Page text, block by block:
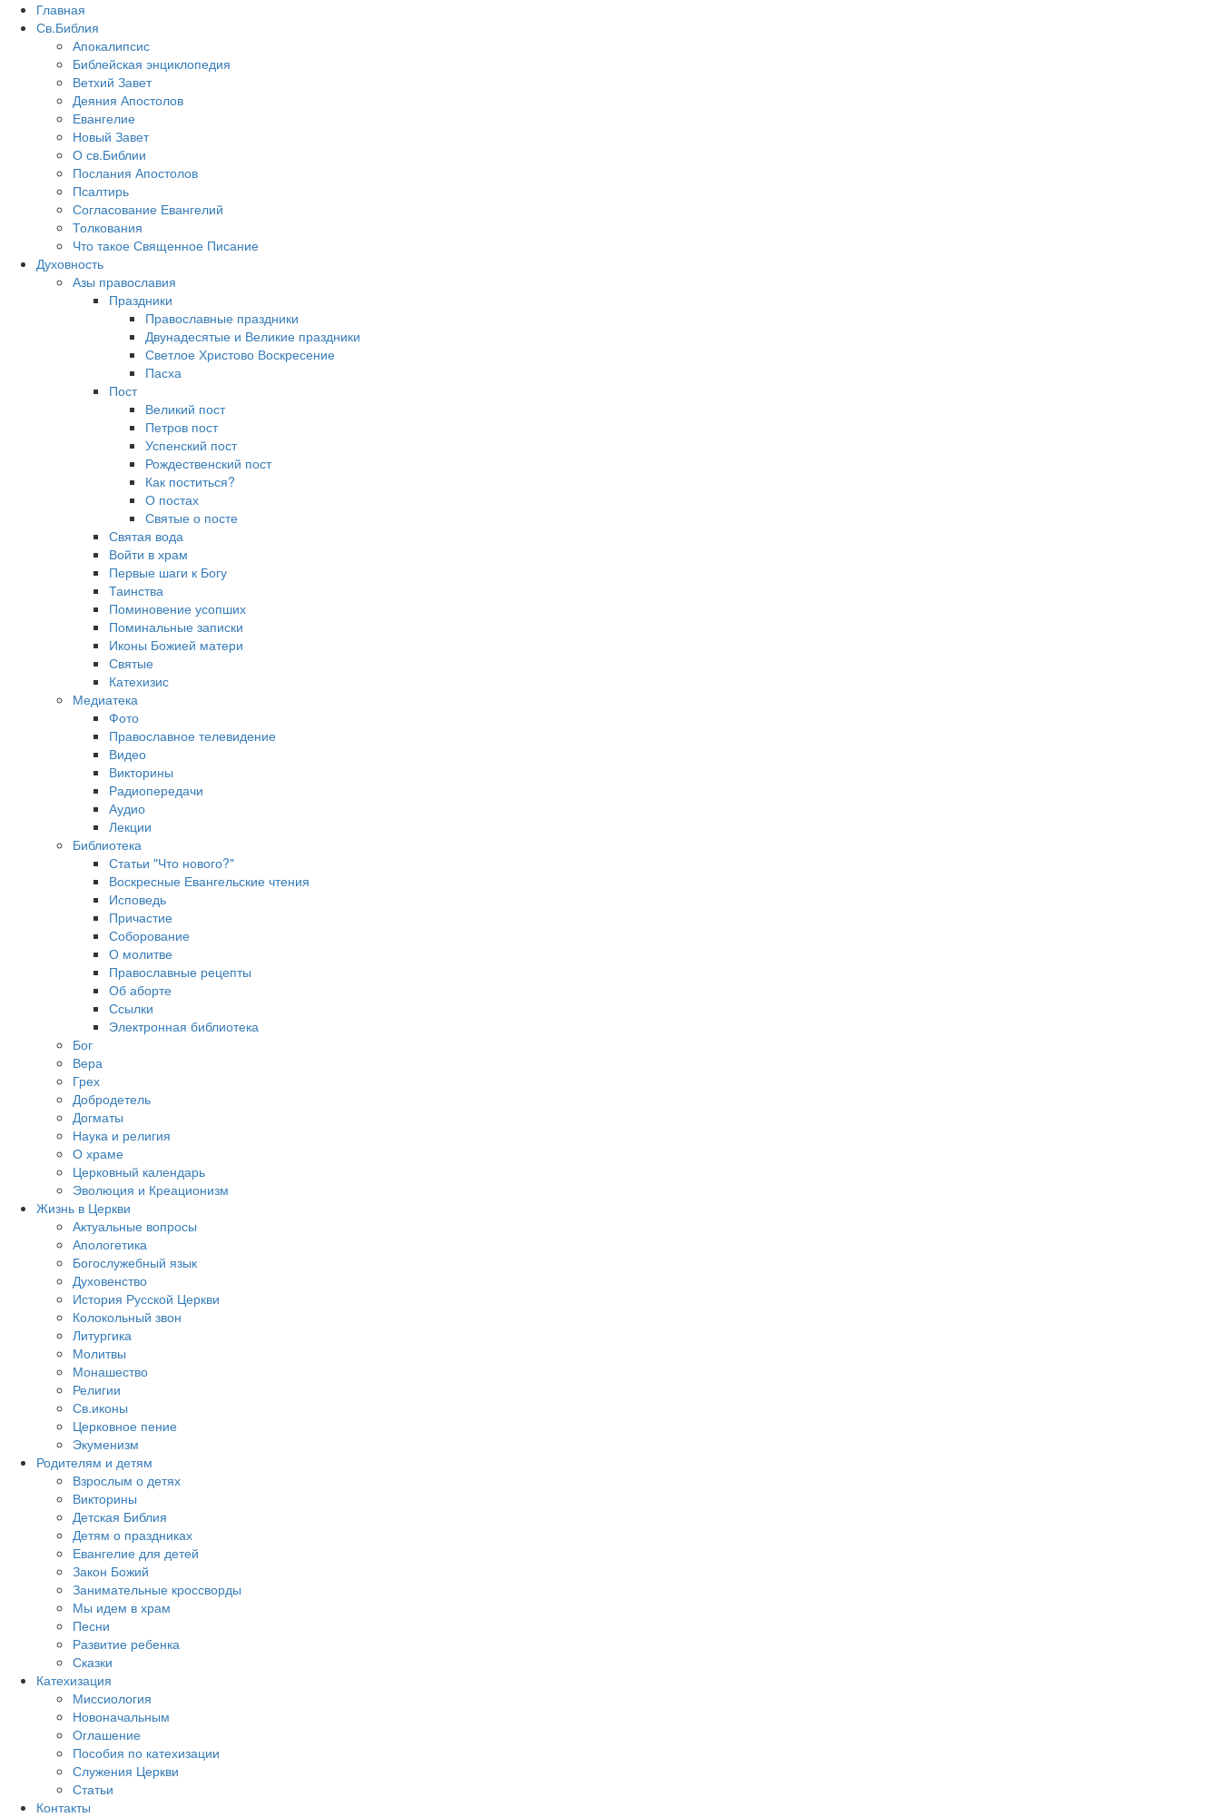
Главная
Св.Библия
Апокалипсис
Библейская энциклопедия
Ветхий Завет
Деяния Апостолов
Евангелие
Новый Завет
О св.Библии
Послания Апостолов
Псалтирь
Согласование Евангелий
Толкования
Что такое Священное Писание
Духовность
Азы православия
Праздники
Православные праздники
Двунадесятые и Великие праздники
Светлое Христово Воскресение
Пасха
Пост
Великий пост
Петров пост
Успенский пост
Рождественский пост
Как поститься?
О постах
Святые о посте
Святая вода
Войти в храм
Первые шаги к Богу
Таинства
Поминовение усопших
Поминальные записки
Иконы Божией матери
Святые
Катехизис
Медиатека
Фото
Православное телевидение
Видео
Викторины
Радиопередачи
Аудио
Лекции
Библиотека
Статьи "Что нового?"
Воскресные Евангельские чтения
Исповедь
Причастие
Соборование
О молитве
Православные рецепты
Об аборте
Ссылки
Электронная библиотека
Бог
Вера
Грех
Добродетель
Догматы
Наука и религия
О храме
Церковный календарь
Эволюция и Креационизм
Жизнь в Церкви
Актуальные вопросы
Апологетика
Богослужебный язык
Духовенство
История Русской Церкви
Колокольный звон
Литургика
Молитвы
Монашество
Религии
Св.иконы
Церковное пение
Экуменизм
Родителям и детям
Взрослым о детях
Викторины
Детская Библия
Детям о праздниках
Евангелие для детей
Закон Божий
Занимательные кроссворды
Мы идем в храм
Песни
Развитие ребенка
Сказки
Катехизация
Миссиология
Новоначальным
Оглашение
Пособия по катехизации
Служения Церкви
Статьи
Контакты